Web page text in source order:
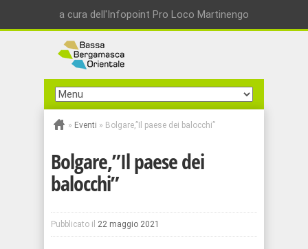
a cura dell'Infopoint Pro Loco Martinengo
» Eventi » Bolgare,”Il paese dei balocchi”
Bolgare,”Il paese dei
balocchi”
Pubblicato il 22 maggio 2021